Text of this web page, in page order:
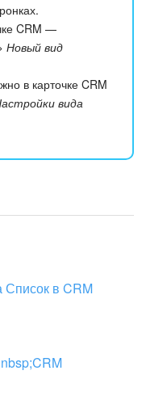
CRM —
Новый вид
в карточке CRM
вида
Список в CRM